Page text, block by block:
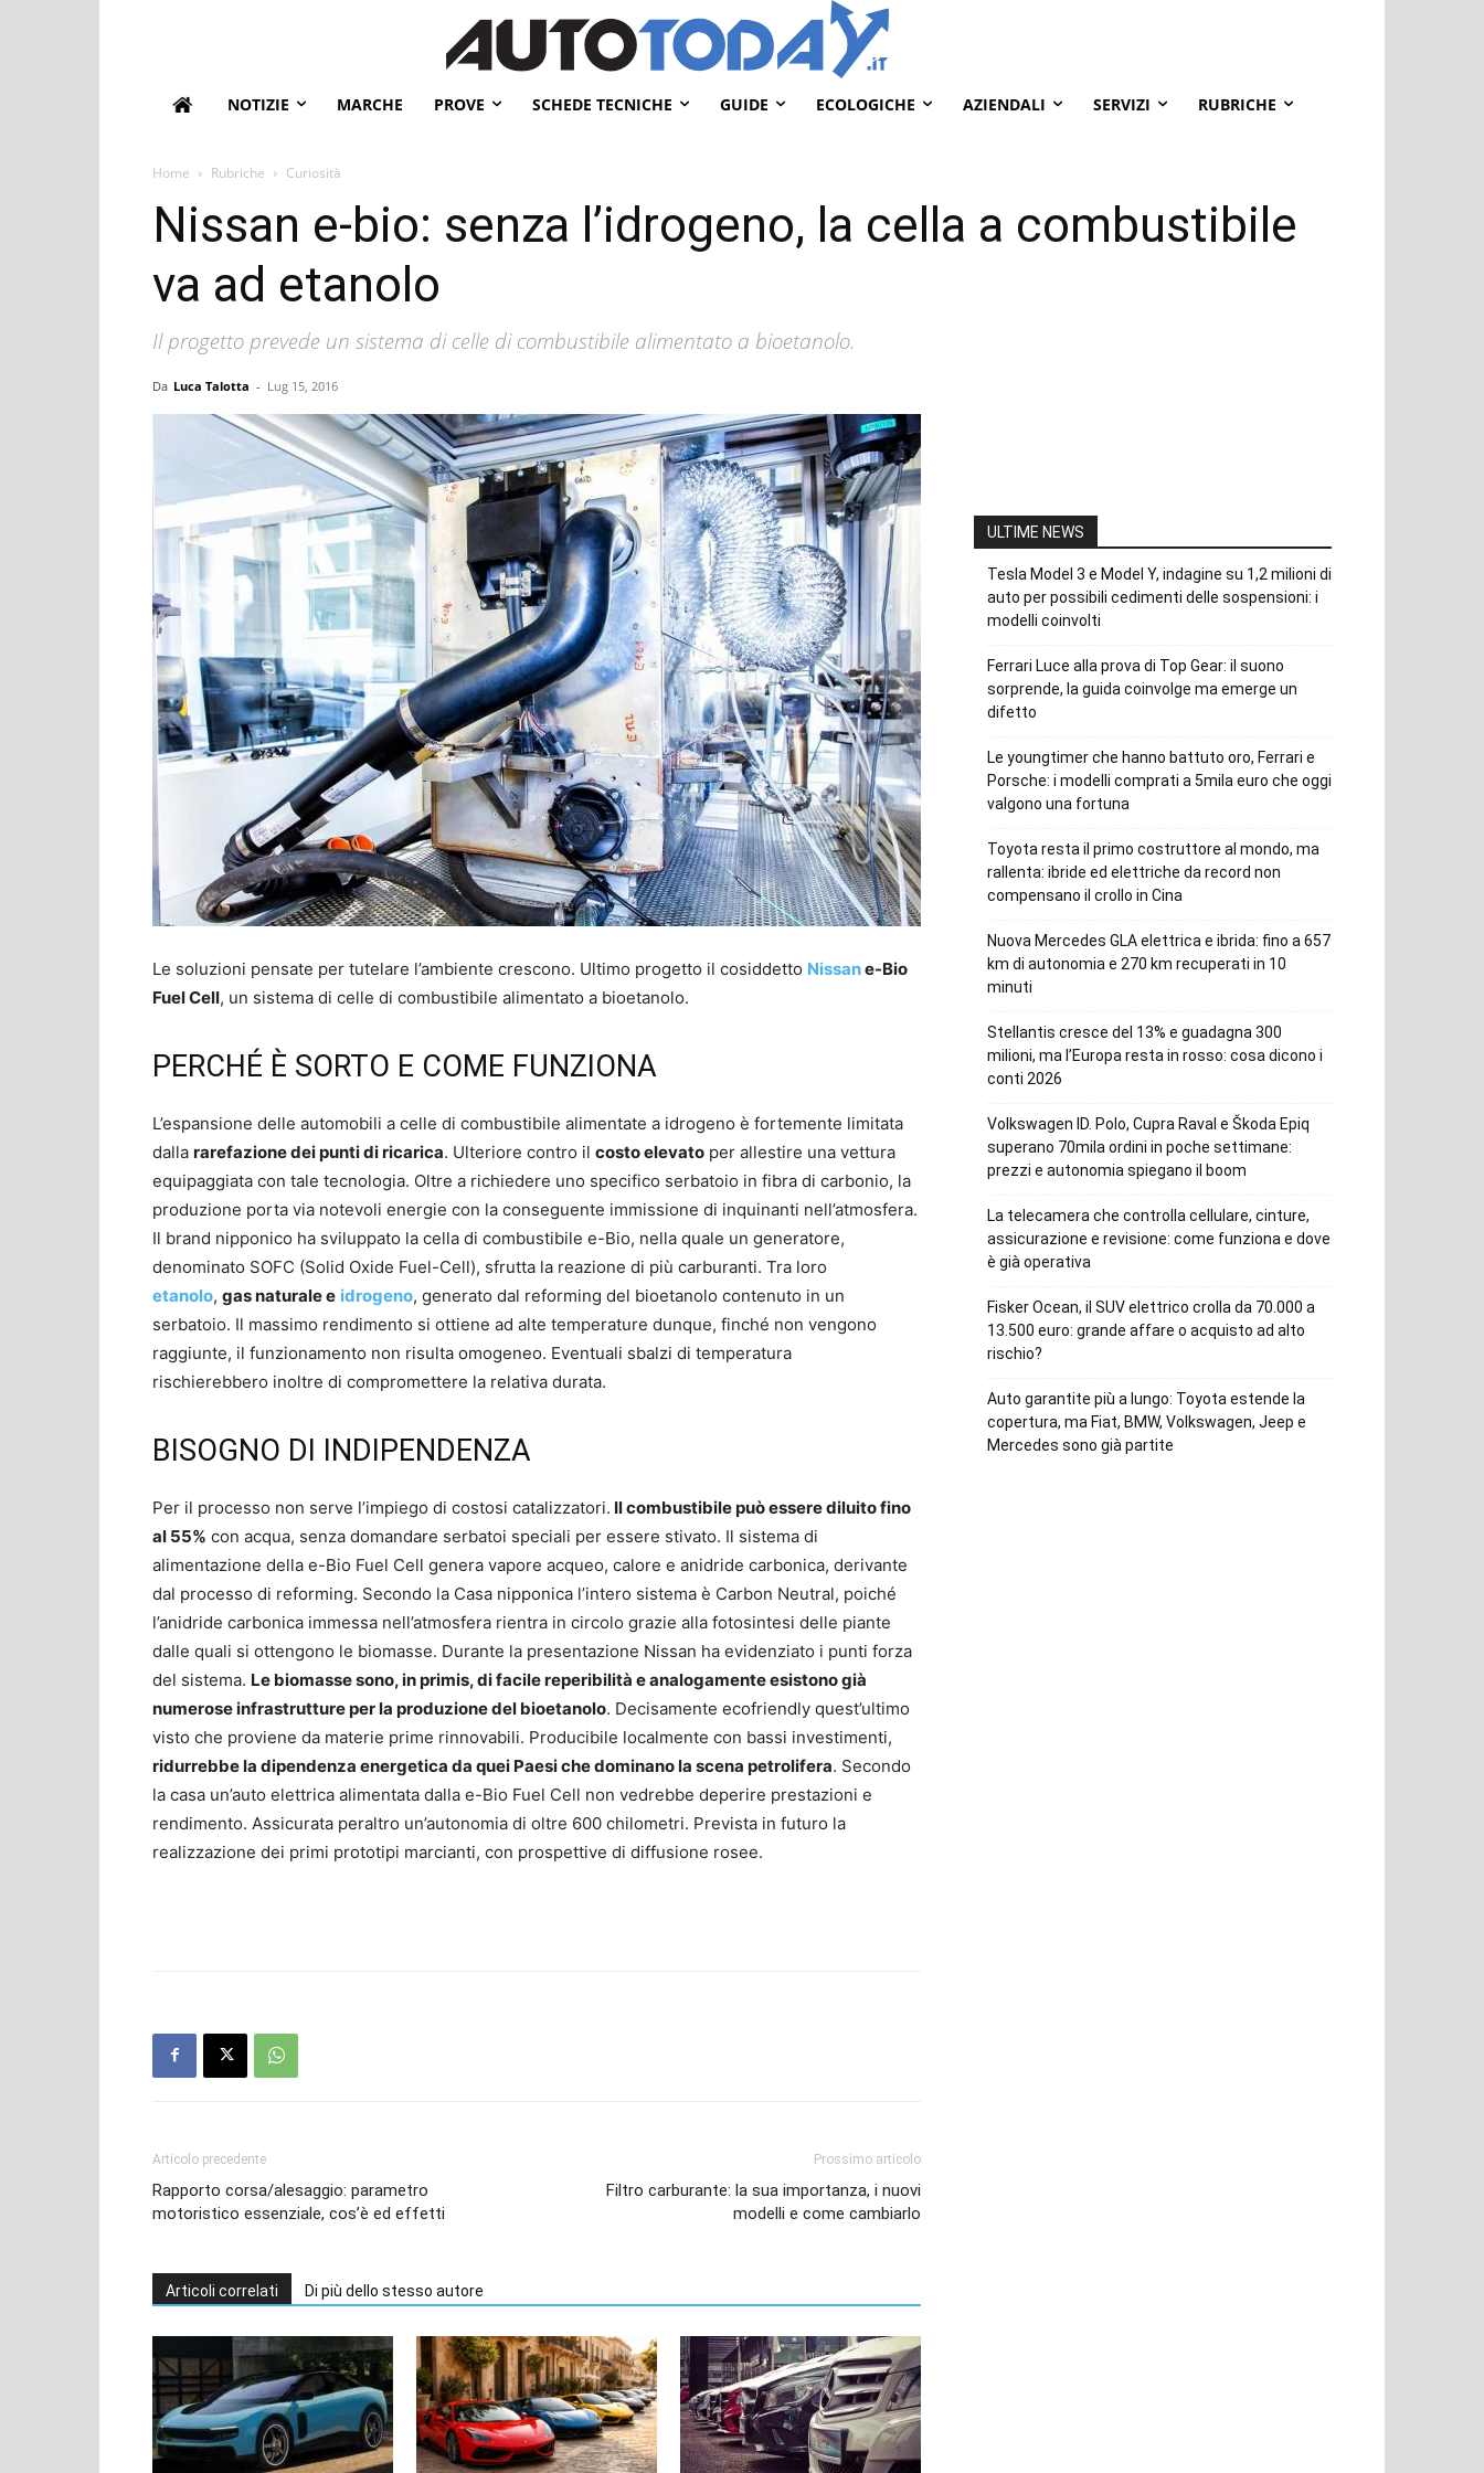
NOTIZIE MARCHE PROVE SCHEDE TECNICHE GUIDE ECOLOGICHE AZIENDALI SERVIZI RUBRICHE
Home Rubriche Curiosità
Nissan e-bio: senza l’idrogeno, la cella a combustibile
va ad etanolo
Il progetto prevede un sistema di celle di combustibile alimentato a bioetanolo.
Da Luca Talotta - Lug 15, 2016
Le soluzioni pensate per tutelare l’ambiente crescono. Ultimo progetto il cosiddetto Nissane-Bio
Fuel Cell, un sistema di celle di combustibile alimentato a bioetanolo.
PERCHÉ È SORTO E COME FUNZIONA
L’espansione delle automobili a celle di combustibile alimentate a idrogeno è fortemente limitata
dalla rarefazione dei punti di ricarica. Ulteriore contro il costo elevato per allestire una vettura
equipaggiata con tale tecnologia. Oltre a richiedere uno specifico serbatoio in fibra di carbonio, la
produzione porta via notevoli energie con la conseguente immissione di inquinanti nell’atmosfera.
Il brand nipponico ha sviluppato la cella di combustibile e-Bio, nella quale un generatore,
denominato SOFC (Solid Oxide Fuel-Cell), sfrutta la reazione di più carburanti. Tra loro
etanolo, gas naturale e idrogeno, generato dal reforming del bioetanolo contenuto in un
serbatoio. Il massimo rendimento si ottiene ad alte temperature dunque, finché non vengono
raggiunte, il funzionamento non risulta omogeneo. Eventuali sbalzi di temperatura
rischierebbero inoltre di compromettere la relativa durata.
BISOGNO DI INDIPENDENZA
Per il processo non serve l’impiego di costosi catalizzatori. Il combustibile può essere diluito fino
al 55% con acqua, senza domandare serbatoi speciali per essere stivato. Il sistema di
alimentazione della e-Bio Fuel Cell genera vapore acqueo, calore e anidride carbonica, derivante
dal processo di reforming. Secondo la Casa nipponica l’intero sistema è Carbon Neutral, poiché
l’anidride carbonica immessa nell’atmosfera rientra in circolo grazie alla fotosintesi delle piante
dalle quali si ottengono le biomasse. Durante la presentazione Nissan ha evidenziato i punti forza
del sistema. Le biomasse sono, in primis, di facile reperibilità e analogamente esistono già
numerose infrastrutture per la produzione del bioetanolo. Decisamente ecofriendly quest’ultimo
visto che proviene da materie prime rinnovabili. Producibile localmente con bassi investimenti,
ridurrebbe la dipendenza energetica da quei Paesi che dominano la scena petrolifera. Secondo
la casa un’auto elettrica alimentata dalla e-Bio Fuel Cell non vedrebbe deperire prestazioni e
rendimento. Assicurata peraltro un’autonomia di oltre 600 chilometri. Prevista in futuro la
realizzazione dei primi prototipi marcianti, con prospettive di diffusione rosee.
Articolo precedente
Rapporto corsa/alesaggio: parametro
motoristico essenziale, cos’è ed effetti
Prossimo articolo
Filtro carburante: la sua importanza, i nuovi
modelli e come cambiarlo
Articoli correlati Di più dello stesso autore
ULTIME NEWS
Tesla Model 3 e Model Y, indagine su 1,2 milioni di
auto per possibili cedimenti delle sospensioni: i
modelli coinvolti
Ferrari Luce alla prova di Top Gear: il suono
sorprende, la guida coinvolge ma emerge un
difetto
Le youngtimer che hanno battuto oro, Ferrari e
Porsche: i modelli comprati a 5mila euro che oggi
valgono una fortuna
Toyota resta il primo costruttore al mondo, ma
rallenta: ibride ed elettriche da record non
compensano il crollo in Cina
Nuova Mercedes GLA elettrica e ibrida: fino a 657
km di autonomia e 270 km recuperati in 10
minuti
Stellantis cresce del 13% e guadagna 300
milioni, ma l’Europa resta in rosso: cosa dicono i
conti 2026
Volkswagen ID. Polo, Cupra Raval e Škoda Epiq
superano 70mila ordini in poche settimane:
prezzi e autonomia spiegano il boom
La telecamera che controlla cellulare, cinture,
assicurazione e revisione: come funziona e dove
è già operativa
Fisker Ocean, il SUV elettrico crolla da 70.000 a
13.500 euro: grande affare o acquisto ad alto
rischio?
Auto garantite più a lungo: Toyota estende la
copertura, ma Fiat, BMW, Volkswagen, Jeep e
Mercedes sono già partite